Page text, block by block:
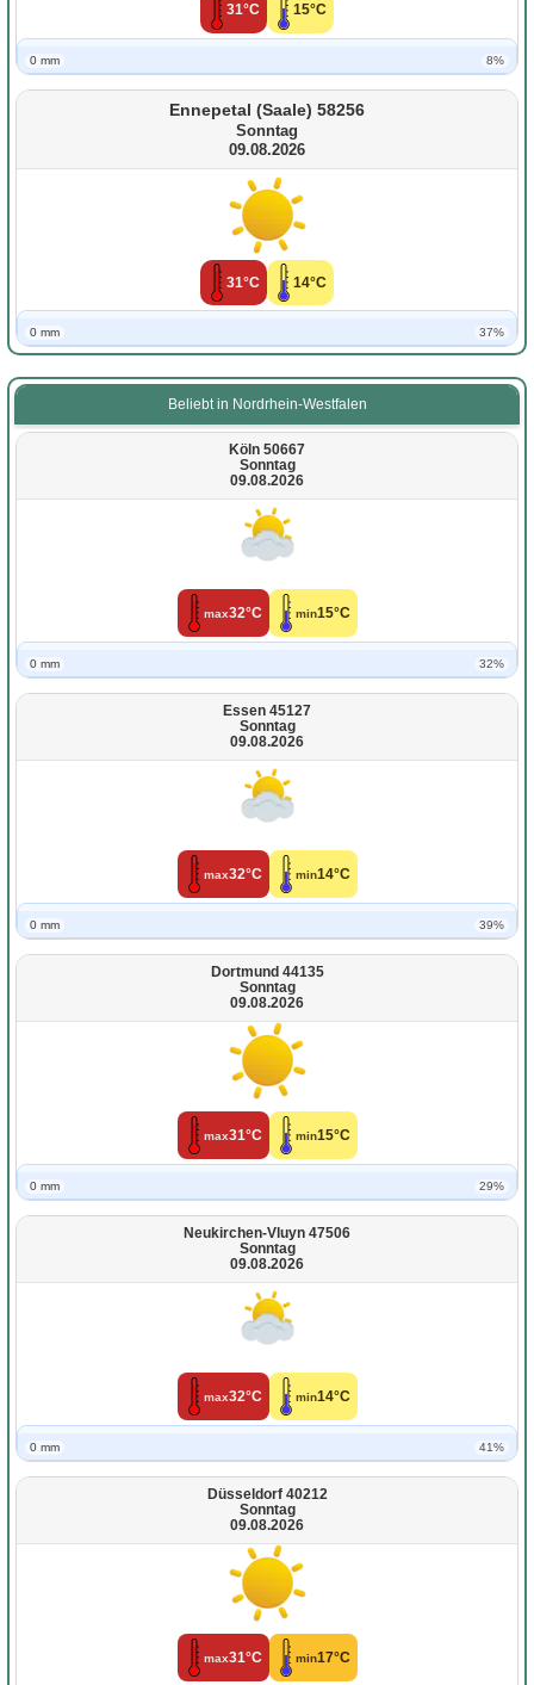
31°C 15°C
0 mm 8%
Ennepetal (Saale) 58256
Sonntag
09.08.2026
31°C 14°C
0 mm 37%
Beliebt in Nordrhein-Westfalen
Köln 50667
Sonntag
09.08.2026
max32°C min15°C
0 mm 32%
Essen 45127
Sonntag
09.08.2026
max32°C min14°C
0 mm 39%
Dortmund 44135
Sonntag
09.08.2026
max31°C min15°C
0 mm 29%
Neukirchen-Vluyn 47506
Sonntag
09.08.2026
max32°C min14°C
0 mm 41%
Düsseldorf 40212
Sonntag
09.08.2026
max31°C min17°C